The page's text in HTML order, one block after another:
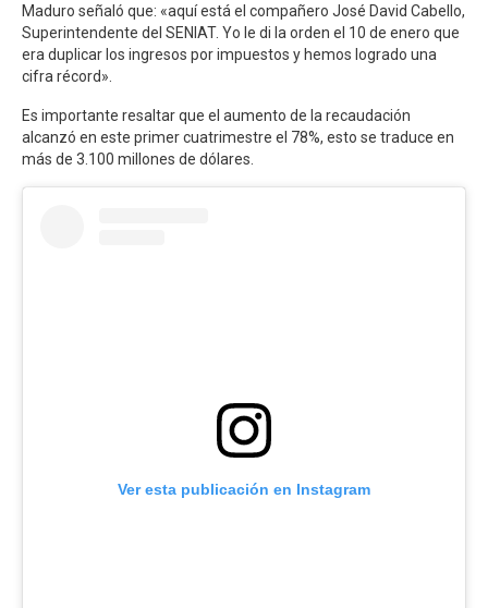
Maduro señaló que: «aquí está el compañero José David Cabello,
Superintendente del SENIAT. Yo le di la orden el 10 de enero que
era duplicar los ingresos por impuestos y hemos logrado una
cifra récord».
Es importante resaltar que el aumento de la recaudación
alcanzó en este primer cuatrimestre el 78%, esto se traduce en
más de 3.100 millones de dólares.
Ver esta publicación en Instagram